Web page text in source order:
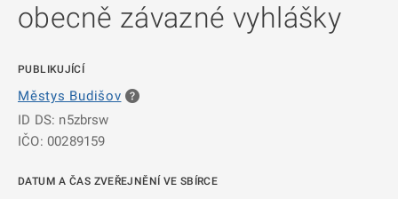
obecně závazné vyhlášky
PUBLIKUJÍCÍ
Městys Budišov
ID DS: n5zbrsw
IČO: 00289159
DATUM A ČAS ZVEŘEJNĚNÍ VE SBÍRCE